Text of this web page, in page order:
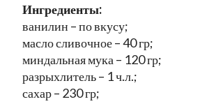
Ингредиенты:
ванилин – по вкусу;
масло сливочное – 40 гр;
миндальная мука – 120 гр;
разрыхлитель – 1 ч.л.;
сахар – 230 гр;